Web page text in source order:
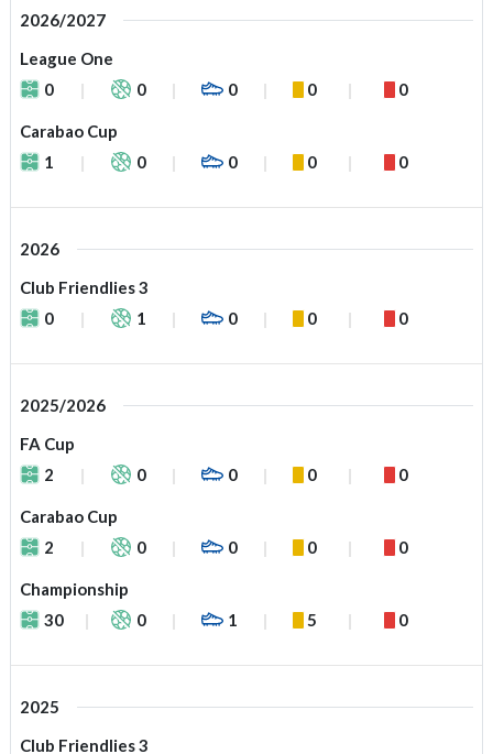
2026/2027
League One
0
0 0 0 0
Carabao Cup
1
0 0 0 0
2026
Club Friendlies 3
0
1 0 0 0
2025/2026
FA Cup
2
0 0 0 0
Carabao Cup
2
0 0 0 0
Championship
30
0 1 5 0
2025
Club Friendlies 3